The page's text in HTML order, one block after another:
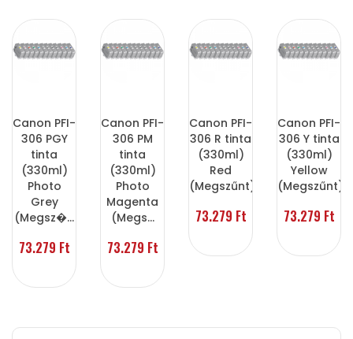
Canon PFI-
306 PGY
tinta
(330ml)
Photo
Grey
(Megsz�...
73.279 Ft
Canon PFI-
306 PM
tinta
(330ml)
Photo
Magenta
(Megs...
73.279 Ft
Canon PFI-
306 R tinta
(330ml)
Red
(Megszűnt)
73.279 Ft
Canon PFI-
306 Y tinta
(330ml)
Yellow
(Megszűnt)
73.279 Ft